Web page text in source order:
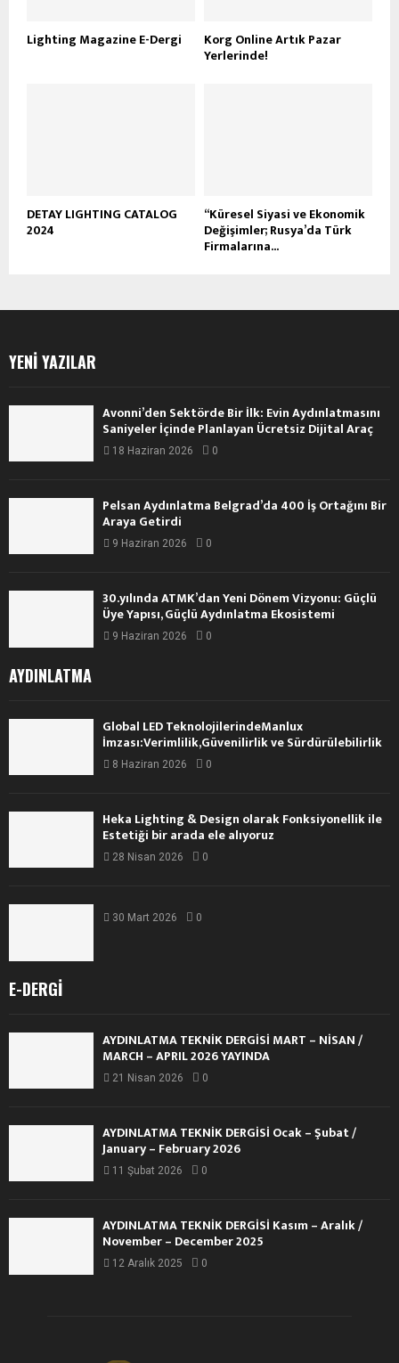
Lighting Magazine E-Dergi Korg Online Artık Pazar
Yerlerinde!
DETAY LIGHTING CATALOG
2024
“Küresel Siyasi ve Ekonomik
Değişimler; Rusya’da Türk
Firmalarına...
YENI YAZILAR
Avonni’den Sektörde Bir İlk: Evin Aydınlatmasını
Saniyeler İçinde Planlayan Ücretsiz Dijital Araç
18 Haziran 2026 0
Pelsan Aydınlatma Belgrad’da 400 İş Ortağını Bir
Araya Getirdi
9 Haziran 2026 0
30.yılında ATMK’dan Yeni Dönem Vizyonu: Güçlü
Üye Yapısı, Güçlü Aydınlatma Ekosistemi
9 Haziran 2026 0
AYDINLATMA
Global LED TeknolojilerindeManlux
İmzası:Verimlilik,Güvenilirlik ve Sürdürülebilirlik
8 Haziran 2026 0
Heka Lighting & Design olarak Fonksiyonellik ile
Estetiği bir arada ele alıyoruz
28 Nisan 2026 0
30 Mart 2026 0
E-DERGI
AYDINLATMA TEKNİK DERGİSİ MART – NİSAN /
MARCH – APRIL 2026 YAYINDA
21 Nisan 2026 0
AYDINLATMA TEKNİK DERGİSİ Ocak – Şubat /
January – February 2026
11 Şubat 2026 0
AYDINLATMA TEKNİK DERGİSİ Kasım – Aralık /
November – December 2025
12 Aralık 2025 0